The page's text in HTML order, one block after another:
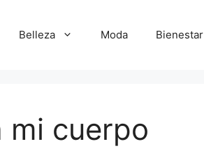
Belleza Moda Bienestar
mi cuerpo